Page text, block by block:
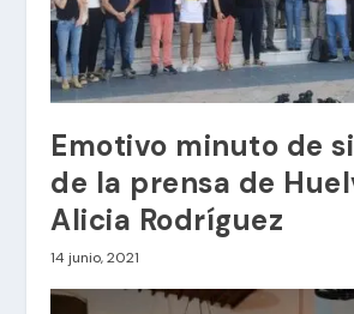
Emotivo minuto de
de la prensa de
Alicia Rodríguez
14 junio, 2021